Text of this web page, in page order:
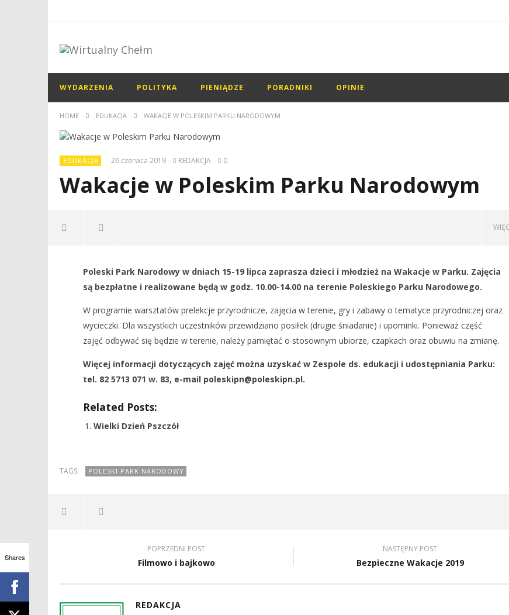
WYDARZENIA POLITYKA PIENIĄDZE PORADNIKI OPINIE
HOME EDUKACJA WAKACJE W POLESKIM PARKU NARODOWYM
EDUKACJA 26 czerwca 2019 REDAKCJA 0
Wakacje w Poleskim Parku Narodowym
Narodowym
czerwca
2019
REDAKCJA
26
2019
REDAKCJA
2019
REDAKCJA
Poleski Park Narodowy w dniach 15-19 lipca zaprasza dzieci i młodzież na Wakacje w Parku. Zajęcia
są bezpłatne i realizowane będą w godz. 10.00-14.00 na terenie Poleskiego Parku Narodowego.
W programie warsztatów prelekcje przyrodnicze, zajęcia w terenie, gry i zabawy o tematyce przyrodniczej oraz
wycieczki. Dla wszystkich uczestników przewidziano posiłek (drugie śniadanie) i upominki. Ponieważ część
zajęć odbywać się będzie w terenie, należy pamiętać o stosownym ubiorze, czapkach oraz obuwiu na zmianę.
Więcej informacji dotyczących zajęć można uzyskać w Zespole ds. edukacji i udostępniania Parku:
tel. 82 5713 071 w. 83, e-mail poleskipn@poleskipn.pl.
Related Posts:
Wielki Dzień Pszczół
TAGS: POLESKI PARK NARODOWY
POPRZEDNI POST
Filmowo i bajkowo
NASTĘPNY POST
Bezpieczne Wakacje 2019
REDAKCJA
Shares